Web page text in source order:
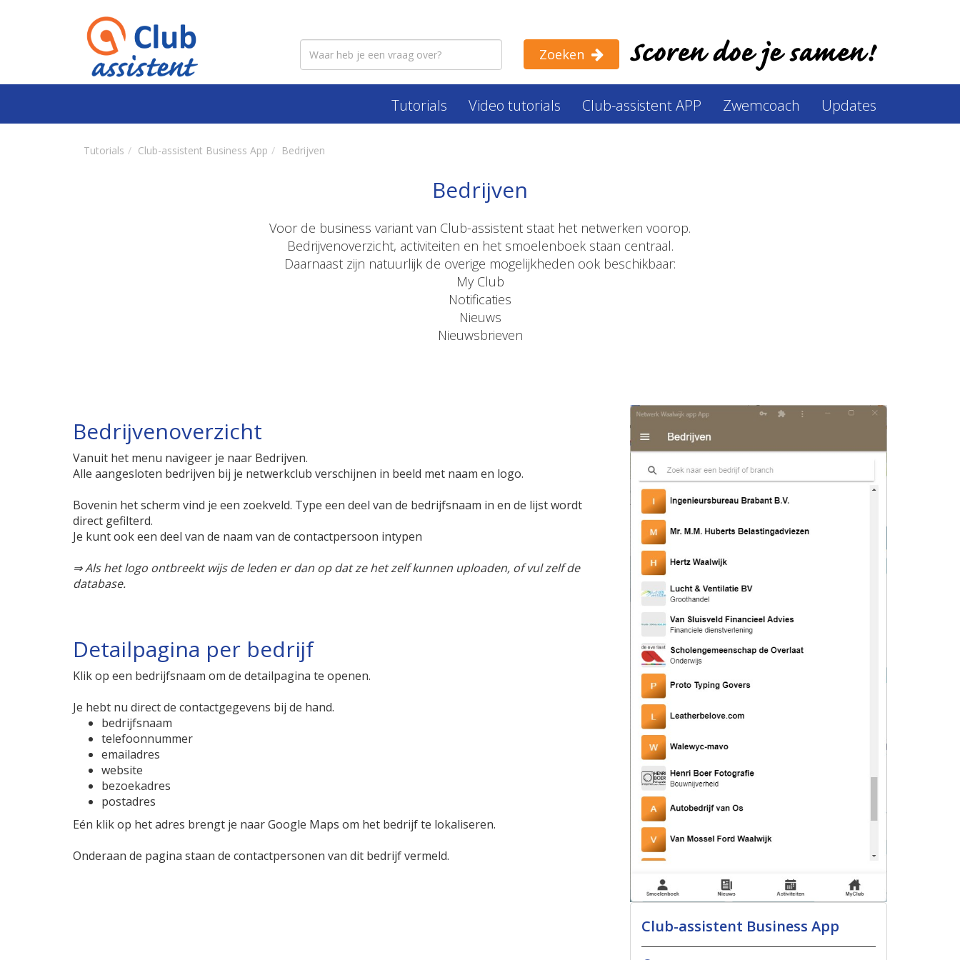
Zoeken
Tutorials Video tutorials Club-assistent APP Zwemcoach Updates
Tutorials Club-assistent Business App Bedrijven
Bedrijven
Voor de business variant van Club-assistent staat het netwerken voorop.
Bedrijvenoverzicht, activiteiten en het smoelenboek staan centraal.
Daarnaast zijn natuurlijk de overige mogelijkheden ook beschikbaar:
My Club
Notificaties
Nieuws
Nieuwsbrieven
Bedrijvenoverzicht
Vanuit het menu navigeer je naar Bedrijven.
Alle aangesloten bedrijven bij je netwerkclub verschijnen in beeld met naam en logo.
Bovenin het scherm vind je een zoekveld. Type een deel van de bedrijfsnaam in en de lijst wordt
direct gefilterd.
Je kunt ook een deel van de naam van de contactpersoon intypen
⇒ Als het logo ontbreekt wijs de leden er dan op dat ze het zelf kunnen uploaden, of vul zelf de
database.
Detailpagina per bedrijf
Klik op een bedrijfsnaam om de detailpagina te openen.
Je hebt nu direct de contactgegevens bij de hand.
bedrijfsnaam
telefoonnummer
emailadres
website
bezoekadres
postadres
Eén klik op het adres brengt je naar Google Maps om het bedrijf te lokaliseren.
Onderaan de pagina staan de contactpersonen van dit bedrijf vermeld.
Club-assistent Business App